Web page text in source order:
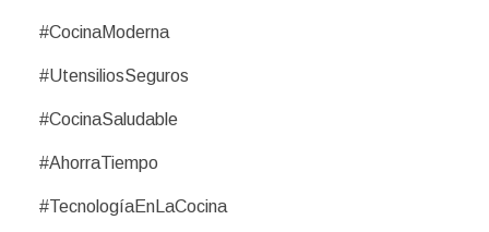
#CocinaModerna
#UtensiliosSeguros
#CocinaSaludable
#AhorraTiempo
#TecnologíaEnLaCocina